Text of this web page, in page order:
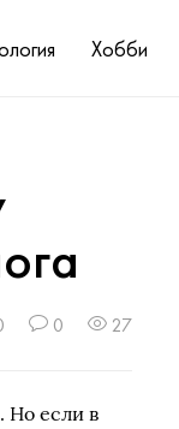
Хобби
0 27
Но если в